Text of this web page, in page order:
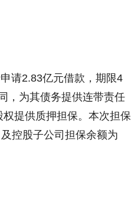
请2.83亿元借款，期限4
，为其债务提供连带责任
提供质押担保。本次担保
控股子公司担保余额为